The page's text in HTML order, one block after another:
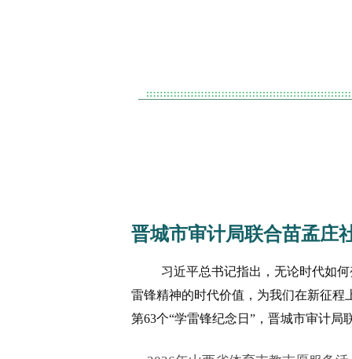
晋城市审计局联合苗孟庄
习近平总书记指出，无论时代如
雷锋精神的时代价值，为我们在新征程
第63个“学雷锋纪念日”，晋城市审计局